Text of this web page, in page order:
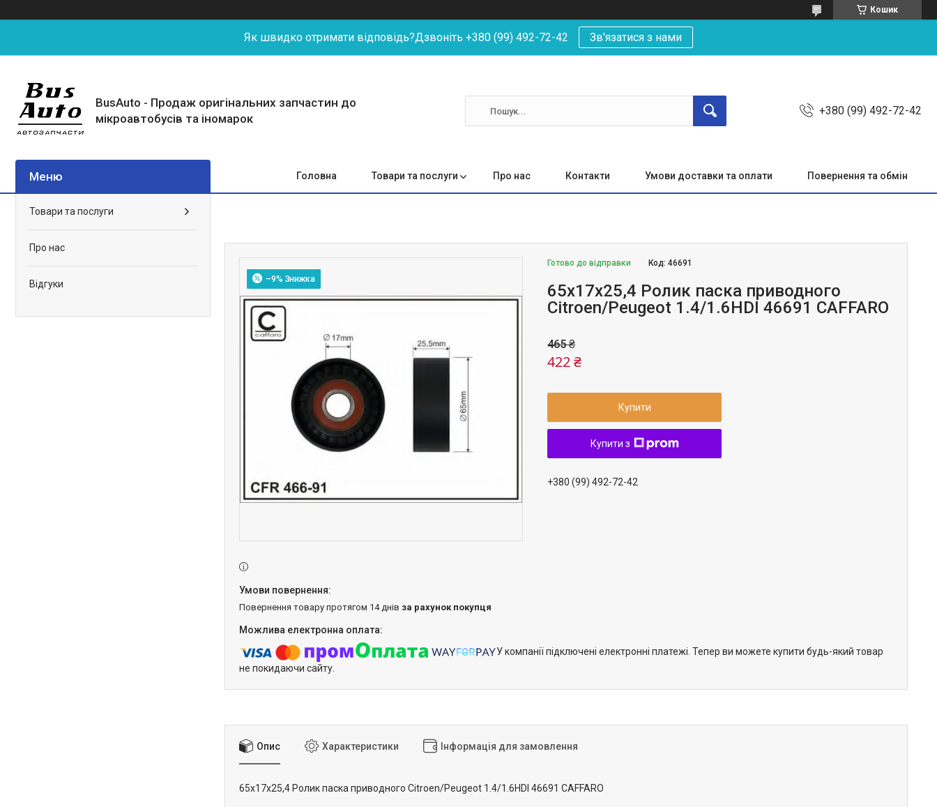
Кошик
Як швидко отримати відповідь?Дзвоніть +380 (99) 492-72-42 Зв'язатися з нами
BusAuto - Продаж оригінальних запчастин до
мікроавтобусів та іномарок
+380 (99) 492-72-42
Головна Товари та послуги Про нас Контакти Умови доставки та оплати Повернення та обмін
–9%
Готово до відправки Код:46691
65x17x25,4 Ролик паска приводного
Citroen/Peugeot 1.4/1.6HDI 46691 CAFFARO
465 ₴
422 ₴
Купити
Купити з
+380 (99) 492-72-42
повернення товару протягом 14 днів за рахунок покупця
У компанії підключені електронні платежі. Тепер ви можете купити будь-який товар
не покидаючи сайту.
Опис Характеристики Інформація для замовлення
65x17x25,4 Ролик паска приводного Citroen/Peugeot 1.4/1.6HDI 46691 CAFFARO
Товари та послуги
Про нас
Відгуки